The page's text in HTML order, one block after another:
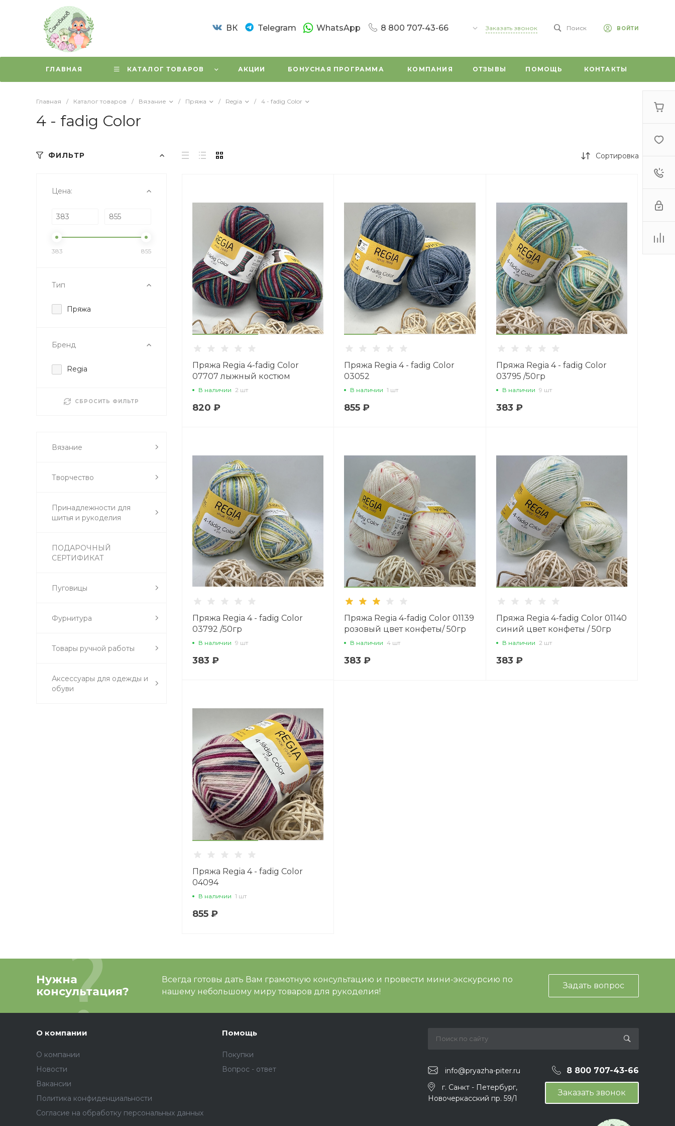
ВК Telegram WhatsApp 8 800 707-43-66
Новочеркасский пр. 59/1
Пн-Вс: 10:00 - 20:00
г. Санкт-Петербург, ул.
Маршала Tухачевского, 1
Пн-Сб: 11:00 – 19:45
Вс: 11:00–18:45
Написать в вацап
Заказать звонок Поиск ВОЙТИ
ГЛАВНАЯ КАТАЛОГ ТОВАРОВ АКЦИИ БОНУСНАЯ ПРОГРАММА КОМПАНИЯ ОТЗЫВЫ ПОМОЩЬ КОНТАКТЫ
Главная / Каталог товаров / Вязание / Пряжа / Regia / 4 - fadig Color
4 - fadig Color
ФИЛЬТР
Цена:
383 855
Тип
Пряжа
Бренд
Regia
СБРОСИТЬ ФИЛЬТР
Вязание
Творчество
Принадлежности для
шитья и рукоделия
ПОДАРОЧНЫЙ
СЕРТИФИКАТ
Пуговицы
Фурнитура
Товары ручной работы
Аксессуары для одежды и
обуви
Сортировка
Пряжа Regia 4-fadig Color
07707 лыжный костюм
В наличии 2 шт
820 ₽
Пряжа Regia 4 - fadig Color
03052
В наличии 1 шт
855 ₽
Пряжа Regia 4 - fadig Color
03795 /50гр
В наличии 9 шт
383 ₽
Пряжа Regia 4 - fadig Color
03792 /50гр
В наличии 9 шт
383 ₽
Пряжа Regia 4-fadig Color 01139
розовый цвет конфеты/ 50гр
В наличии 4 шт
383 ₽
Пряжа Regia 4-fadig Color 01140
синий цвет конфеты / 50гр
В наличии 2 шт
383 ₽
Пряжа Regia 4 - fadig Color
04094
В наличии 1 шт
855 ₽
Нужна
консультация?
Всегда готовы дать Вам грамотную консультацию и провести мини-экскурсию по
нашему небольшому миру товаров для рукоделия!
Задать вопрос
О компании
О компании
Новости
Вакансии
Политика конфиденциальности
Согласие на обработку персональных данных
Помощь
Покупки
Вопрос - ответ
info@pryazha-piter.ru 8 800 707-43-66
г. Санкт - Петербург,
Новочеркасский пр. 59/1
Заказать звонок